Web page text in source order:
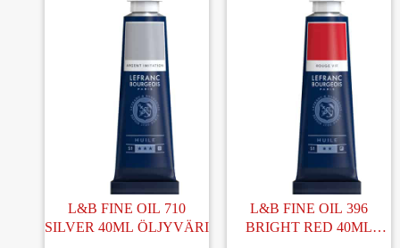
L&B FINE OIL 710
SILVER 40ML ÖLJYVÄRI
L&B FINE OIL 396
BRIGHT RED 40ML